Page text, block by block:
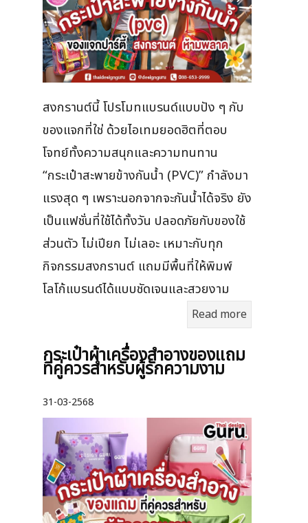
สงกรานต์นี้ โปรโมทแบรนด์แบบปัง ๆ กับ
ของแจกที่ใช่ ด้วยไอเทมยอดฮิตที่ตอบ
โจทย์ทั้งความสนุกและความทนทาน
“กระเป๋าสะพายข้างกันน้ำ (PVC)” กำลังมา
แรงสุด ๆ เพราะนอกจากจะกันน้ำได้จริง ยัง
เป็นแฟชั่นที่ใช้ได้ทั้งวัน ปลอดภัยกับของใช้
ส่วนตัว ไม่เปียก ไม่เลอะ เหมาะกับทุก
กิจกรรมสงกรานต์ แถมมีพื้นที่ให้พิมพ์
โลโก้แบรนด์ได้แบบชัดเจนและสวยงาม
Read more
กระเป๋าผ้าเครื่องสําอางของแถม
ที่คู่ควรสำหรับผู้รักความงาม
31-03-2568